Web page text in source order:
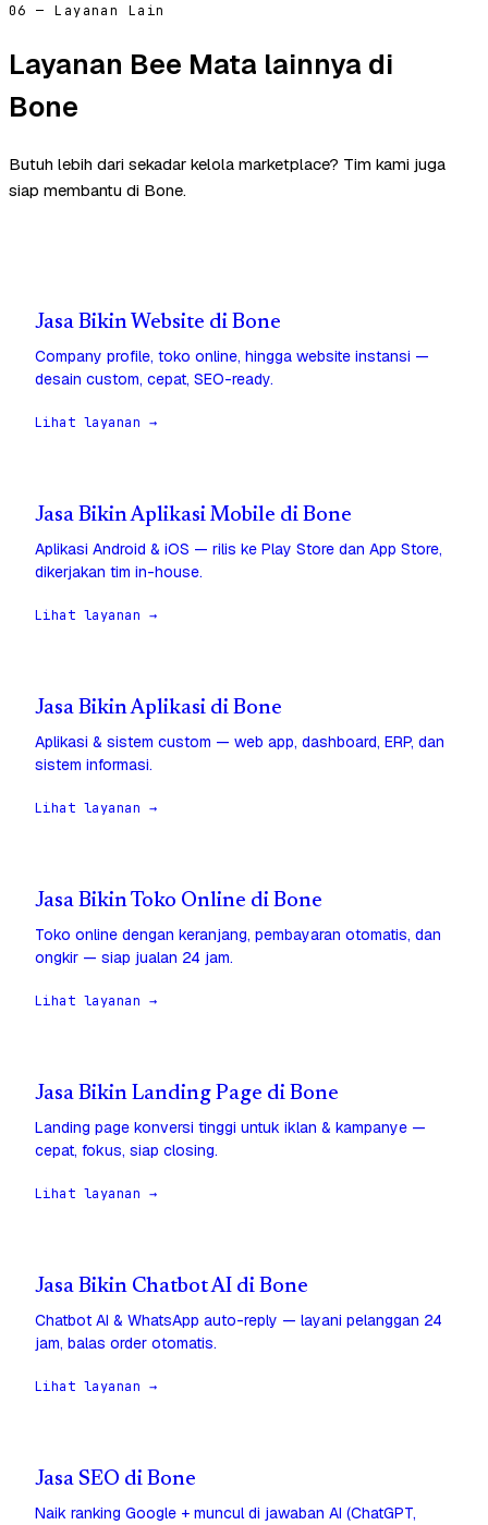
06 — Layanan Lain
Layanan Bee Mata lainnya di
Bone
Butuh lebih dari sekadar kelola marketplace? Tim kami juga
siap membantu di Bone.
Jasa Bikin Website di Bone
Company profile, toko online, hingga website instansi —
desain custom, cepat, SEO-ready.
Lihat layanan →
Jasa Bikin Aplikasi Mobile di Bone
Aplikasi Android & iOS — rilis ke Play Store dan App Store,
dikerjakan tim in-house.
Lihat layanan →
Jasa Bikin Aplikasi di Bone
Aplikasi & sistem custom — web app, dashboard, ERP, dan
sistem informasi.
Lihat layanan →
Jasa Bikin Toko Online di Bone
Toko online dengan keranjang, pembayaran otomatis, dan
ongkir — siap jualan 24 jam.
Lihat layanan →
Jasa Bikin Landing Page di Bone
Landing page konversi tinggi untuk iklan & kampanye —
cepat, fokus, siap closing.
Lihat layanan →
Jasa Bikin Chatbot AI di Bone
Chatbot AI & WhatsApp auto-reply — layani pelanggan 24
jam, balas order otomatis.
Lihat layanan →
Jasa SEO di Bone
Naik ranking Google + muncul di jawaban AI (ChatGPT,